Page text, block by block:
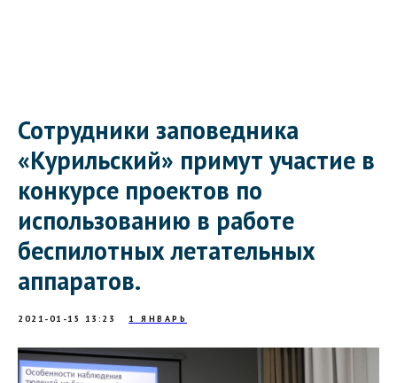
Сотрудники заповедника
«Курильский» примут участие в
конкурсе проектов по
использованию в работе
беспилотных летательных
аппаратов.
2021-01-15 13:23 1 ЯНВАРЬ